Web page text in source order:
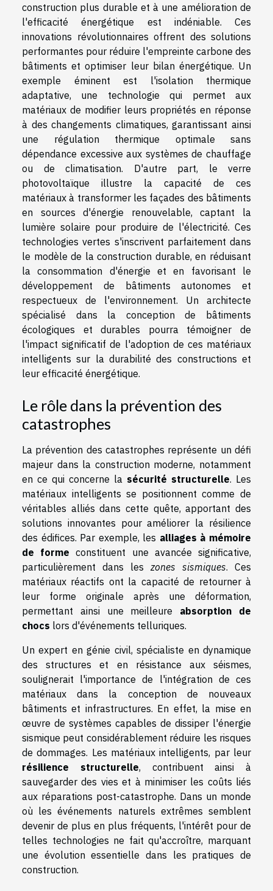
construction plus durable et à une amélioration de
l'efficacité énergétique est indéniable. Ces
innovations révolutionnaires offrent des solutions
performantes pour réduire l'empreinte carbone des
bâtiments et optimiser leur bilan énergétique. Un
exemple éminent est l'isolation thermique
adaptative, une technologie qui permet aux
matériaux de modifier leurs propriétés en réponse
à des changements climatiques, garantissant ainsi
une régulation thermique optimale sans
dépendance excessive aux systèmes de chauffage
ou de climatisation. D'autre part, le verre
photovoltaïque illustre la capacité de ces
matériaux à transformer les façades des bâtiments
en sources d'énergie renouvelable, captant la
lumière solaire pour produire de l'électricité. Ces
technologies vertes s'inscrivent parfaitement dans
le modèle de la construction durable, en réduisant
la consommation d'énergie et en favorisant le
développement de bâtiments autonomes et
respectueux de l'environnement. Un architecte
spécialisé dans la conception de bâtiments
écologiques et durables pourra témoigner de
l'impact significatif de l'adoption de ces matériaux
intelligents sur la durabilité des constructions et
leur efficacité énergétique.
Le rôle dans la prévention des
catastrophes
La prévention des catastrophes représente un défi
majeur dans la construction moderne, notamment
en ce qui concerne la sécurité structurelle. Les
matériaux intelligents se positionnent comme de
véritables alliés dans cette quête, apportant des
solutions innovantes pour améliorer la résilience
des édifices. Par exemple, les alliages à mémoire
de forme constituent une avancée significative,
particulièrement dans les zones sismiques. Ces
matériaux réactifs ont la capacité de retourner à
leur forme originale après une déformation,
permettant ainsi une meilleure absorption de
chocs lors d'événements telluriques.
Un expert en génie civil, spécialiste en dynamique
des structures et en résistance aux séismes,
soulignerait l'importance de l'intégration de ces
matériaux dans la conception de nouveaux
bâtiments et infrastructures. En effet, la mise en
œuvre de systèmes capables de dissiper l'énergie
sismique peut considérablement réduire les risques
de dommages. Les matériaux intelligents, par leur
résilience structurelle, contribuent ainsi à
sauvegarder des vies et à minimiser les coûts liés
aux réparations post-catastrophe. Dans un monde
où les événements naturels extrêmes semblent
devenir de plus en plus fréquents, l'intérêt pour de
telles technologies ne fait qu'accroître, marquant
une évolution essentielle dans les pratiques de
construction.